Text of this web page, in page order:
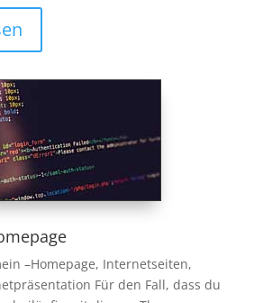
–Homepage, Internetseiten,
Für den Fall, dass du